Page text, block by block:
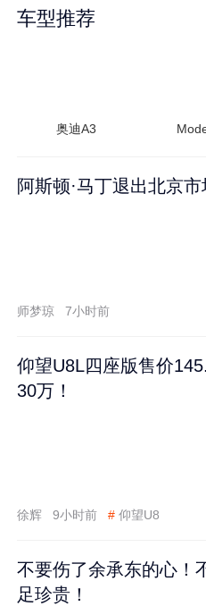
车型推荐
奥迪A3
阿斯顿·马丁退出北京
师梦琼 7小时前
仰望U8L四座版售价
30万！
徐辉 9小时前 # 仰望U8
不要伤了余承东的心！
足珍贵！